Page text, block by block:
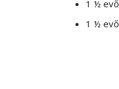
1 ½
1 ½